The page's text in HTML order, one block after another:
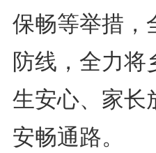
保畅等举措，
防线，全力将
生安心、家长
安畅通路。